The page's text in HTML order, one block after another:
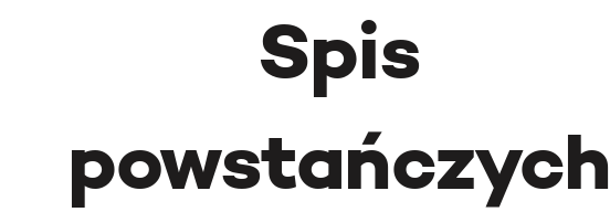
Spis
powstańczych